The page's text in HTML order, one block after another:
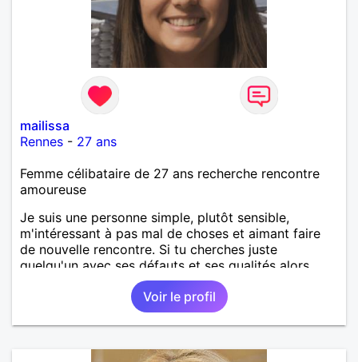
mailissa
Rennes - 27 ans
Femme célibataire de 27 ans recherche rencontre
amoureuse
Je suis une personne simple, plutôt sensible,
m'intéressant à pas mal de choses et aimant faire
de nouvelle rencontre. Si tu cherches juste
quelqu'un avec ses défauts et ses qualités alors
pourquoi ne pas faire connaissance?
Voir le profil